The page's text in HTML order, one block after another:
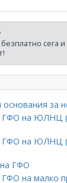
безплатно сега
за
на ЮЛНЦ
на ЮЛНЦ
ГФО
на малко